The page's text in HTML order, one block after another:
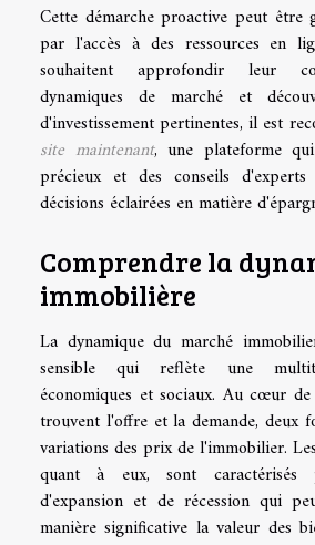
Cette démarche proactive peut être
par l'accès à des ressources en
souhaitent approfondir leur
dynamiques de marché et
d'investissement pertinentes, il est
site maintenant, une plateforme
précieux et des conseils
décisions éclairées en matière
Comprendre la
immobilière
La dynamique du marché
sensible qui reflète une
économiques et sociaux. Au cœur
trouvent l'offre et la demande, deux
variations des prix de l'immobilier.
quant à eux, sont caractérisés
d'expansion et de récession qui
manière significative la valeur des